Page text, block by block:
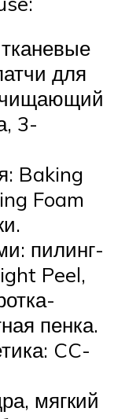
для
3-
Baking
Foam
пилинг-
Peel,
пенка.
CC-
мягкий